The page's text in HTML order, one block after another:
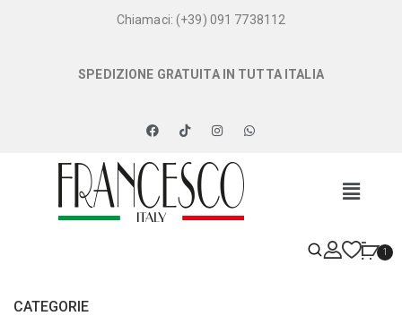
Chiamaci: (+39) 091 7738112
SPEDIZIONE GRATUITA IN TUTTA ITALIA
1
CATEGORIE